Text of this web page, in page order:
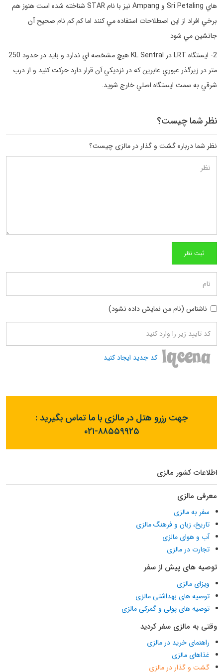
هاي Sri Petaling و Ampang نيز با نام STAR شناخته شده است هنوز هم
برخي افراد از اين اصطلاحات استفاده مي كنند اما كم كم نام صحيح آن
جانشين مي شود
2- ايستگاه LRT در KL Sentral هيچ مشخصه اي ندارد و بايد در حدود 250
متر در زيرگذر عبوري عابرين كه در نزديكي آن قرار دارد حركت كنيد و از درب
شرقي به سمت ايستگاه اصلي خارج شويد.
نظر شما چیست؟
نظر شما درباره گشت و گذار در مالزی چیست؟
ناشناس (نام من نمایش داده نشود)
کد جدید ایجاد کنید
جهت رزرو هتل در مالزی با ما تماس بگیرید :
۰۲۱-۸۸۵۵۹۹۲۵
اطلاعات کشور مالزی
معرفی مالزی
سفر به مالزی
تاریخ، زبان و فرهنگ مالزی
آب و هوای مالزی
تجارت در مالزی
توصیه های پیش از سفر
ویزای مالزی
توصیه های بهداشتی مالزی
توصیه های پولی و گمرکی مالزی
وقتی به مالزی سفر کردید
راهنمای خرید در مالزی
غذاهای مالزی
گشت و گذار در مالزی